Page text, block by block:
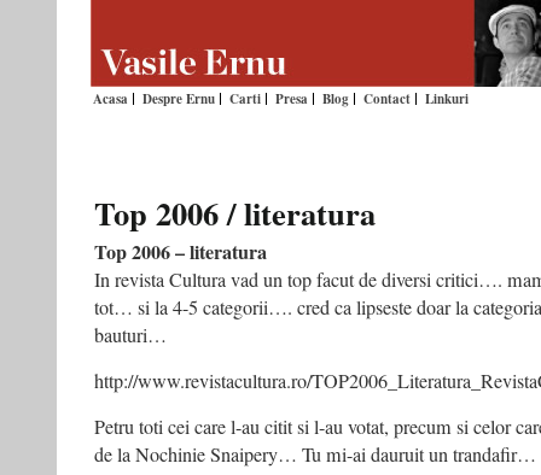
Acasa Despre Ernu Carti Presa Blog Contact Linkuri
Top 2006 / literatura
Top 2006 – literatura
In revista Cultura vad un top facut de diversi critici….
tot… si la 4-5 categorii…. cred ca lipseste doar la
bauturi…
http://www.revistacultura.ro/
Petru toti cei care l-au citit si l-au votat, precum si celor
de la Nochinie Snaipery… Tu mi-ai dauruit un